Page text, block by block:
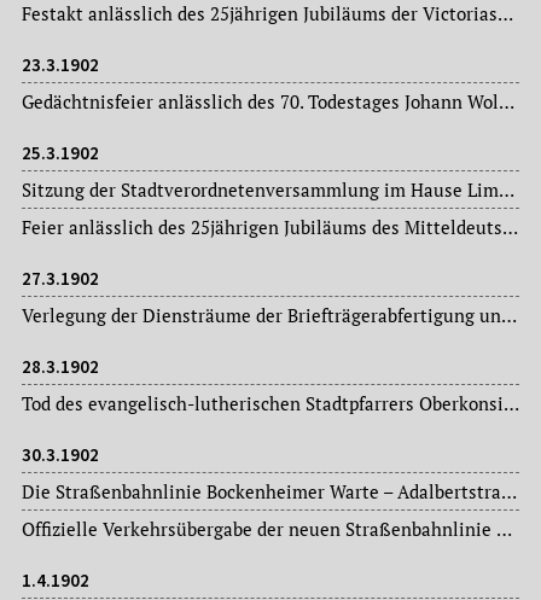
Festakt anlässlich des 25jährigen Jubiläums der Victoriaschule in Bockenheim in der Turnhalle der Lehranstalt.
23.3.1902
Gedächtnisfeier anlässlich des 70. Todestages Johann Wolfgang von Goethes im Hotel Schwan, veranstaltet von der „Gesellschaft für ästhetische Kultur“.
25.3.1902
Sitzung der Stadtverordnetenversammlung im Hause Limpurg: Magistratsvorlagen, Ausschussberichte.
Feier anlässlich des 25jährigen Jubiläums des Mitteldeutschen Kunstgewerbevereins im Polytechnischen Saal.
27.3.1902
Verlegung der Diensträume der Briefträgerabfertigung und der Zeitungsstelle des Postamtes im Bundespalais auf der Zeil in den Neubau im verlängerten Westflügel des Posthauses Zeil 48/52.
28.3.1902
Tod des evangelisch-lutherischen Stadtpfarrers Oberkonsistorialrat Dr. Johann Jakob Krebs (1829-1902), ab 1857 Prediger an der Dreikönigskirche im Stadtteil Sachsenhausen, 1873 Ernennung zum Konsistorialrat, 1879 zum Senior Ministerii und seit 1899 Oberkonsistorialrat.
30.3.1902
Die Straßenbahnlinie Bockenheimer Warte – Adalbertstraße – Schloßstrasse wird ab heute elektrisch betrieben.
Offizielle Verkehrsübergabe der neuen Straßenbahnlinie Glauburgstraße – Rotlintstraße.
1.4.1902